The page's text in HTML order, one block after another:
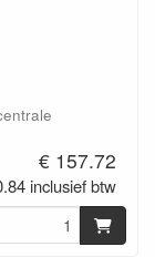
€ 157.72
inclusief btw